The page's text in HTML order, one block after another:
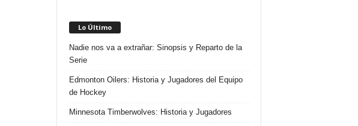
Lo Último
Nadie nos va a extrañar: Sinopsis y Reparto de la
Serie
Edmonton Oilers: Historia y Jugadores del Equipo
de Hockey
Minnesota Timberwolves: Historia y Jugadores